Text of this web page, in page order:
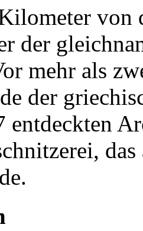
von
der
mehr als
der
entdeckten